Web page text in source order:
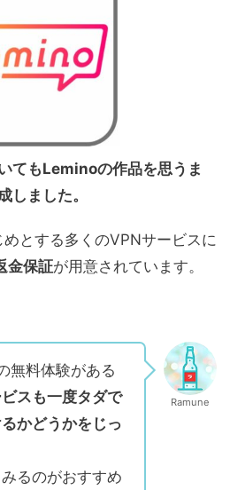
てもLeminoの作品を思うま
しました。
とする多くのVPNサービスに
金保証が用意されています。
無料体験がある
スも一度タダで
かどうかをじっ
るのがおすすめ
Ramune